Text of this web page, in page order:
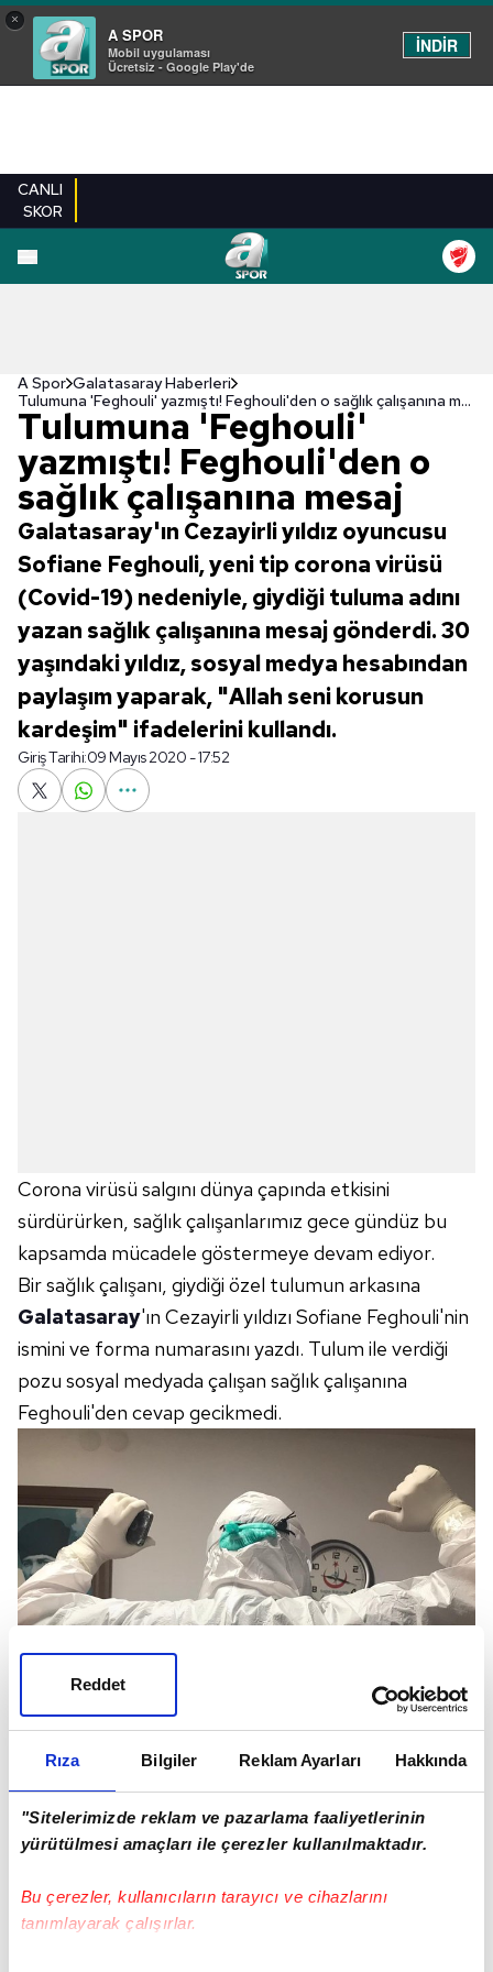
Rıza Bilgiler Reklam Ayarları Hakkında
"Sitelerimizde reklam ve pazarlama faaliyetlerinin
yürütülmesi amaçları ile çerezler kullanılmaktadır.
Bu çerezler, kullanıcıların tarayıcı ve cihazlarını
tanımlayarak çalışırlar.
Reddet
×
A SPOR
Mobil uygulaması
Ücretsiz - Google Play'de
İNDİR
CANLI
SKOR
A Spor Galatasaray Haberleri
Tulumuna 'Feghouli' yazmıştı! Feghouli'den o sağlık çalışanına mesaj
Tulumuna 'Feghouli'
yazmıştı! Feghouli'den o
sağlık çalışanına mesaj
Galatasaray'ın Cezayirli yıldız oyuncusu
Sofiane Feghouli, yeni tip corona virüsü
(Covid-19) nedeniyle, giydiği tuluma adını
yazan sağlık çalışanına mesaj gönderdi. 30
yaşındaki yıldız, sosyal medya hesabından
paylaşım yaparak, "Allah seni korusun
kardeşim" ifadelerini kullandı.
Giriş Tarihi:09 Mayıs 2020 - 17:52
Corona virüsü salgını dünya çapında etkisini
sürdürürken, sağlık çalışanlarımız gece gündüz bu
kapsamda mücadele göstermeye devam ediyor.
Bir sağlık çalışanı, giydiği özel tulumun arkasına
Galatasaray'ın Cezayirli yıldızı Sofiane Feghouli'nin
ismini ve forma numarasını yazdı. Tulum ile verdiği
pozu sosyal medyada çalışan sağlık çalışanına
Feghouli'den cevap gecikmedi.